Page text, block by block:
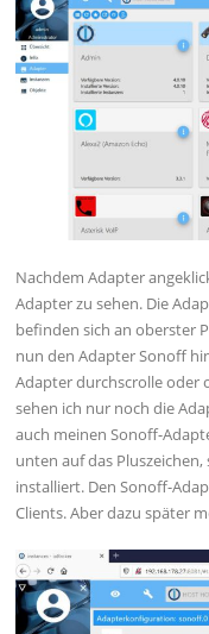
Nachdem Adapter
Adapter zu sehen. Die
befinden sich an oberster
nun den Adapter Sonoff
Adapter durchscrolle oder
sehen ich nur noch die
auch meinen Sonoff-
unten auf das
installiert. Den Sonoff-
Clients. Aber dazu später